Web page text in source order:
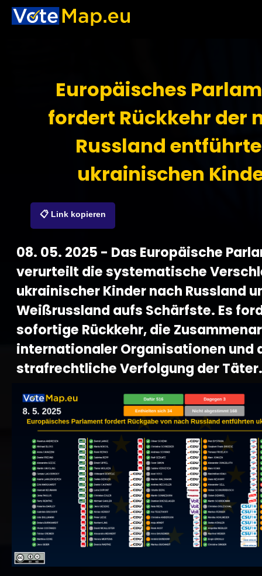
Europäisches
fordert Rückkehr der
Russland
ukrainischen
📋 Link kopieren
08. 05. 2025 - Das Europäische
verurteilt die systematische
ukrainischer Kinder nach Russland
Weißrussland aufs Schärfste. Es
sofortige Rückkehr, die
internationaler Organisationen und
strafrechtliche Verfolgung der Täter.